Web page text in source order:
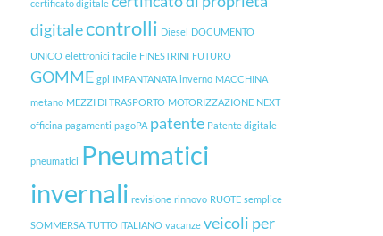
certificato digitale
digitalecontrolli Diesel DOCUMENTO
UNICO elettronici facile FINESTRINI FUTURO
GOMME gpl IMPANTANATA inverno MACCHINA
metano MEZZI DI TRASPORTO MOTORIZZAZIONE NEXT
officina pagamenti pagoPA patente Patente digitale
pneumatici Pneumatici
invernali revisione rinnovo RUOTE semplice
SOMMERSA TUTTO ITALIANO vacanze veicoli per